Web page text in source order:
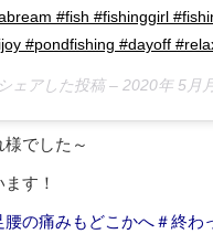
#fish #fishinggirl
#pondfishing #dayoff
ェアした投稿 – 2020年 5月
でした～
す！
の痛みもどこかへ＃終わ